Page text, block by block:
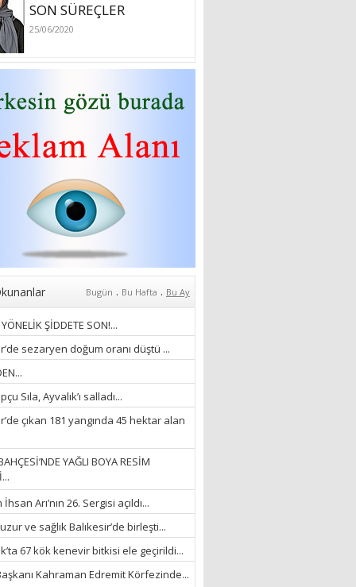
SON SÜREÇLER
25/06/2020
özlem arslan
Hydrafacial cilt bakımı
26/07/2022
Sibel Atam
“18 Mart Çanakkale
Zaferi” Denildiğinde Ne
Anlıyoruz?
Aleyna Gürsoy
“GELİŞ VE GİDİŞLERİN
ARASINDA...”
07/04/2026
Fatma Zehra Köseley
MUSTAFA KEMALİN
KAĞNISI
07/04/2026
Mehmet Çağ
“BEDEN VE RUH
BÜTÜNLÜĞÜ...”
18/03/2023
İlknur Solmaz Çoban
“DOĞANIN GÜLEÇ
YAĞMURLARINI
ÖZLERKEN…”
Bugün . Bu Hafta . Bu Ay
ŞİDDETE SON!...
sezaryen doğum oranı düştü ...
Sıla, Ayvalık’ı salladı...
çıkan 181 yangında 45 hektar alan
YAĞLI BOYA RESİM
Arı’nın 26. Sergisi açıldı...
ve sağlık Balıkesir’de birleşti...
67 kök kenevir bitkisi ele geçirildi...
Kahraman Edremit Körfezinde...